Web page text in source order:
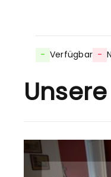
- Verfügbar -